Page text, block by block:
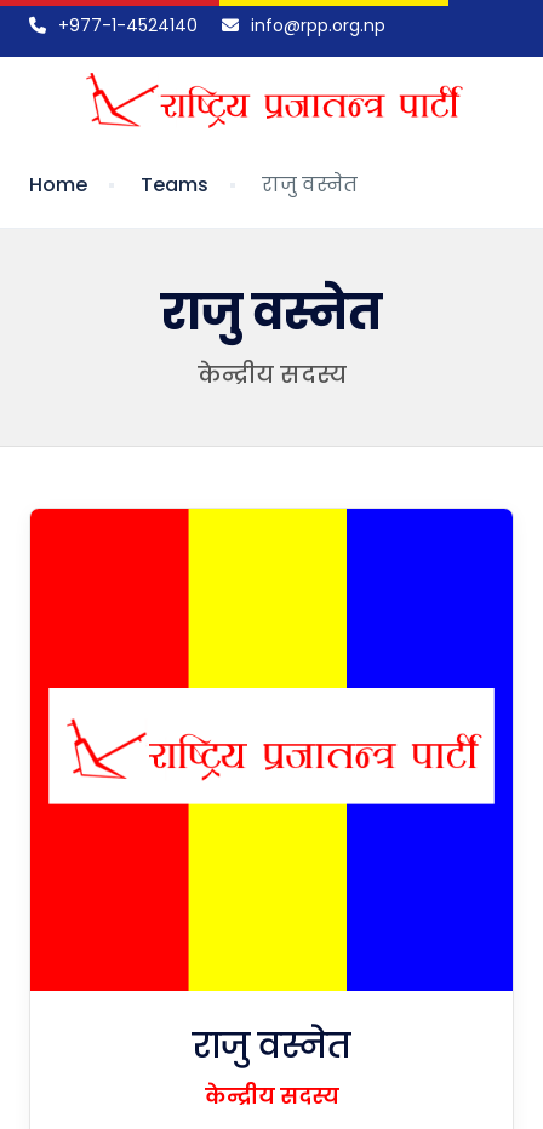
+977-1-4524140 info@rpp.org.np
Home Teams राजु वस्नेत
राजु वस्नेत
केन्द्रीय सदस्य
राजु वस्नेत
केन्द्रीय सदस्य